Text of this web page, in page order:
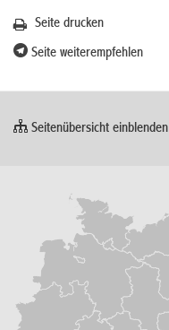
Seite drucken
Seite weiterempfehlen
Seitenübersicht einblenden